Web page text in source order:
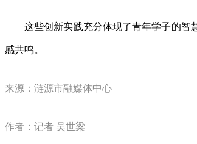
这些创新实践充分体现了青年学子的智
感共鸣。‌
来源：涟源市融媒体中心
作者：记者 吴世梁